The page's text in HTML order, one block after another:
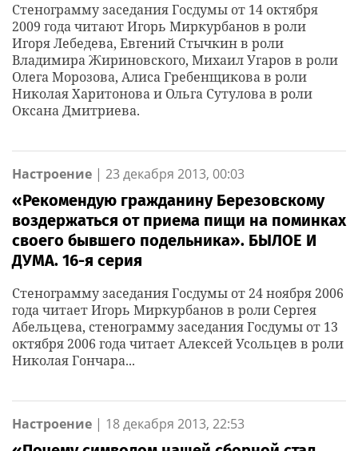
Стенограмму заседания Госдумы от 14 октября
2009 года читают Игорь Миркурбанов в роли
Игоря Лебедева, Евгений Стычкин в роли
Владимира Жириновского, Михаил Угаров в роли
Олега Морозова, Алиса Гребенщикова в роли
Николая Харитонова и Ольга Сутулова в роли
Оксана Дмитриева.
Настроение | 23 декабря 2013, 00:03
«Рекомендую гражданину Березовскому
воздержаться от приема пищи на поминках
своего бывшего подельника». БЫЛОЕ И
ДУМА. 16-я серия
Стенограмму заседания Госдумы от 24 ноября 2006
года читает Игорь Миркурбанов в роли Сергея
Абельцева, стенограмму заседания Госдумы от 13
октября 2006 года читает Алексей Усольцев в роли
Николая Гончара...
Настроение | 18 декабря 2013, 22:53